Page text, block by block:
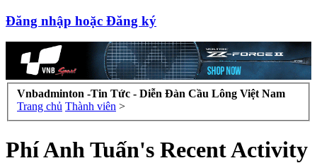
Đăng nhập hoặc Đăng ký
Vnbadminton -Tin Tức - Diễn Đàn Cầu Lông Việt Nam
Trang chủ Thành viên >
Phí Anh Tuấn's Recent Activity